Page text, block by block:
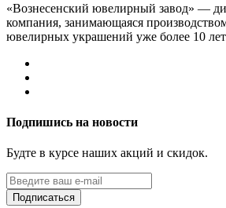
«Вознесенский ювелирный завод» —
компания, занимающаяся
ювелирных украшений уже более 10
Подпишись на новости
Будте в курсе наших акций и скидок.
Подписаться